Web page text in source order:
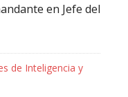
en Jefe del
de Inteligencia y